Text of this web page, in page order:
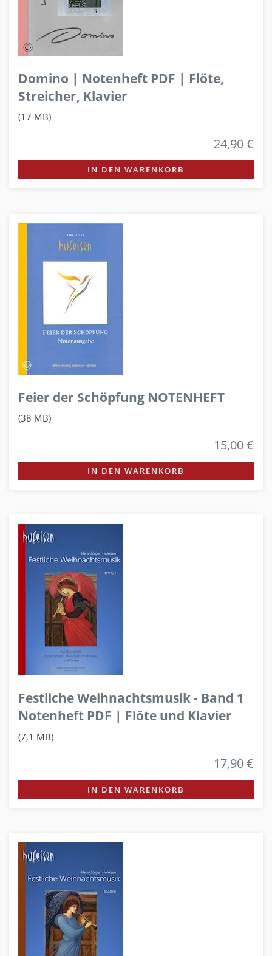
Domino | Notenheft PDF | Flöte,
Streicher, Klavier
(17 MB)
24,90 €
IN DEN WARENKORB
Feier der Schöpfung NOTENHEFT
(38 MB)
15,00 €
IN DEN WARENKORB
Festliche Weihnachtsmusik - Band 1
Notenheft PDF | Flöte und Klavier
(7,1 MB)
17,90 €
IN DEN WARENKORB